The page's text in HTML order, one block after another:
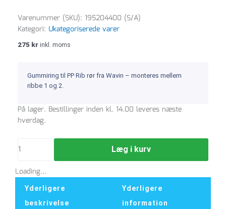
Varenummer (SKU): 195204400 (S/A)
Kategori: Ukategoriserede varer
275 kr inkl. moms
Gummiring til PP Rib rør fra Wavin – monteres mellem
ribbe 1 og 2.
På lager. Bestillinger inden kl. 14.00 leveres næste
hverdag.
Gummiring
Rib
195204400
Læg i kurv
Loading...
Yderligere
beskrivelse
Yderligere
information